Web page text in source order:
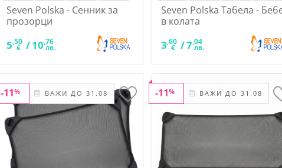
Seven Polska - Сенник за
прозорци
5,50
€ /10,76
лв.
Seven Polska Табела -
в колата
3,60
€ /7,04
лв.
ВАЖИ ДО 31.08
-11% ВАЖИ ДО 31.08
-11%